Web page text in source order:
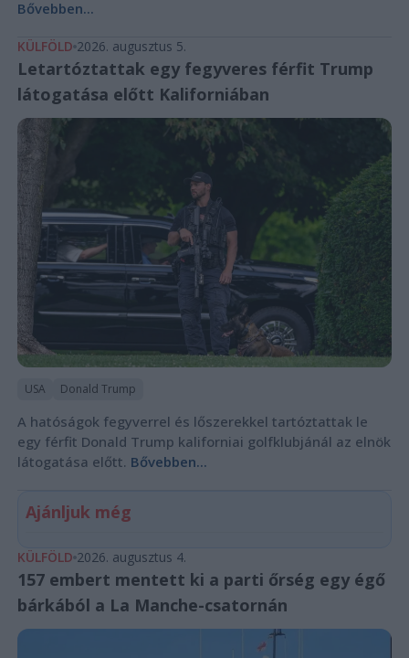
Bővebben...
KÜLFÖLD 2026. augusztus 5.
Letartóztattak egy fegyveres férfit Trump
látogatása előtt Kaliforniában
USA Donald Trump
A hatóságok fegyverrel és lőszerekkel tartóztattak le
egy férfit Donald Trump kaliforniai golfklubjánál az elnök
látogatása előtt. Bővebben...
Ajánljuk még
KÜLFÖLD 2026. augusztus 4.
157 embert mentett ki a parti őrség egy égő
bárkából a La Manche-csatornán